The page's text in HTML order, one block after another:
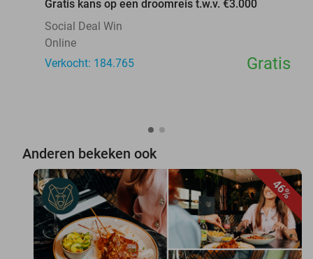
Gratis kans op een droomreis t.w.v. €3.000
Social Deal Win
Online
Verkocht: 184.765
Gratis
Anderen bekeken ook
46%